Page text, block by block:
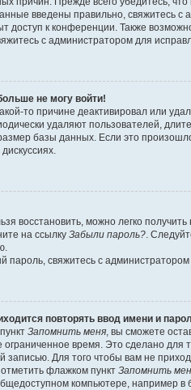
введены правильно, свяжитесь с
доступ к конференции. Также
с администратором для
не могу войти!
то причине деактивировал или
удаляют пользователей,
базы данных. Если это
восстановить, можно легко
на ссылку Забыли пароль?.
пароль, свяжитесь с
повторять ввод имени и
Запомнить меня, вы сможете
время. Это сделано для
записью. Для того чтобы вам не
флажком пункт Запомнить
компьютере, например в